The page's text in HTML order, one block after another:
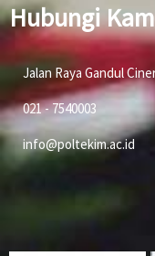
Hubungi
Jalan Raya Gandul
021 - 7540003
info@poltekim.ac.id